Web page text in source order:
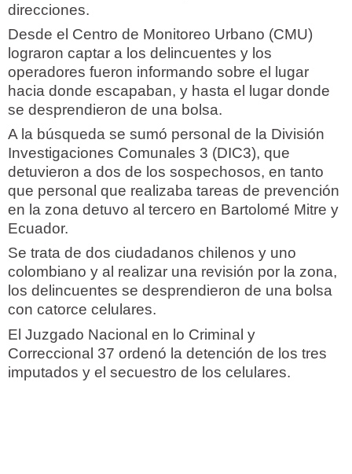
direcciones.
Desde el Centro de Monitoreo Urbano (CMU)
lograron captar a los delincuentes y los
operadores fueron informando sobre el lugar
hacia donde escapaban, y hasta el lugar donde
se desprendieron de una bolsa.
A la búsqueda se sumó personal de la División
Investigaciones Comunales 3 (DIC3), que
detuvieron a dos de los sospechosos, en tanto
que personal que realizaba tareas de prevención
en la zona detuvo al tercero en Bartolomé Mitre y
Ecuador.
Se trata de dos ciudadanos chilenos y uno
colombiano y al realizar una revisión por la zona,
los delincuentes se desprendieron de una bolsa
con catorce celulares.
El Juzgado Nacional en lo Criminal y
Correccional 37 ordenó la detención de los tres
imputados y el secuestro de los celulares.